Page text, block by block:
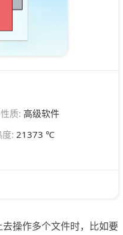
质: 高级软件
度: 21373 ℃
操作多个文件时，比如要